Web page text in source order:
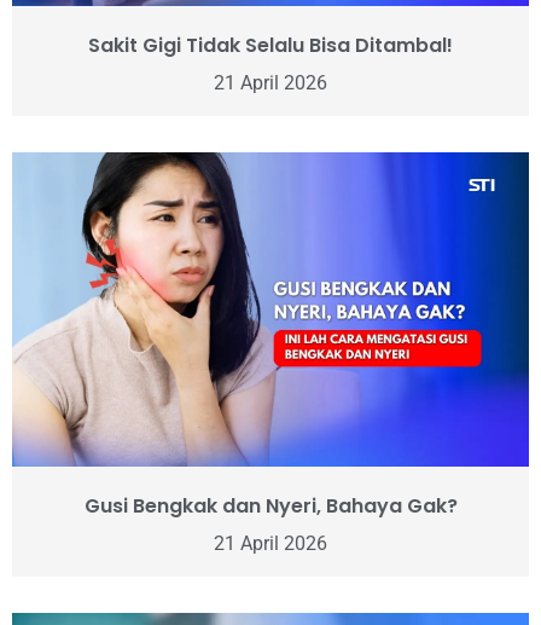
Sakit Gigi Tidak Selalu Bisa Ditambal!
21 April 2026
Gusi Bengkak dan Nyeri, Bahaya Gak?
21 April 2026